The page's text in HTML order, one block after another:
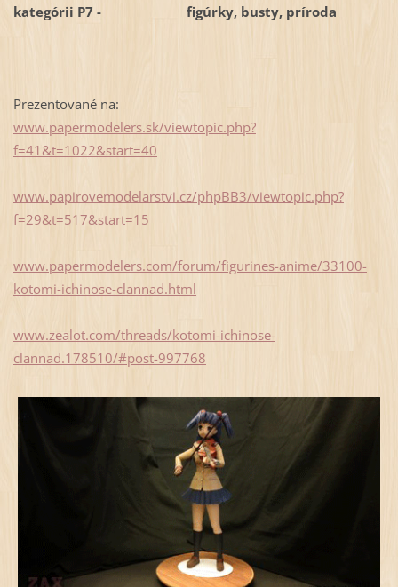
kategórii P7 - figúrky, busty, príroda
Prezentované na:
www.papermodelers.sk/viewtopic.php?
f=41&t=1022&start=40
www.papirovemodelarstvi.cz/phpBB3/viewtopic.php?
f=29&t=517&start=15
www.papermodelers.com/forum/figurines-anime/33100-
kotomi-ichinose-clannad.html
www.zealot.com/threads/kotomi-ichinose-
clannad.178510/#post-997768